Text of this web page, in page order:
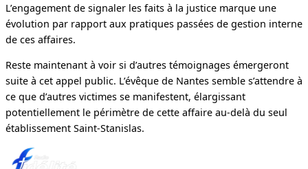
L’engagement de signaler les faits à la justice marque une
évolution par rapport aux pratiques passées de gestion interne
de ces affaires.
Reste maintenant à voir si d’autres témoignages émergeront
suite à cet appel public. L’évêque de Nantes semble s’attendre à
ce que d’autres victimes se manifestent, élargissant
potentiellement le périmètre de cette affaire au-delà du seul
établissement Saint-Stanislas.